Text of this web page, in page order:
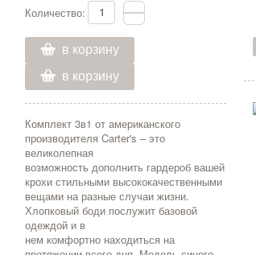
Количество:
в корзину
в корзину
Комплект 3в1 от американского
производителя Carter's – это
великолепная
возможность дополнить гардероб вашей
крохи стильными высококачественными
вещами на разные случаи жизни.
Хлопковый боди послужит базовой
одеждой и в
нем комфортно находиться на